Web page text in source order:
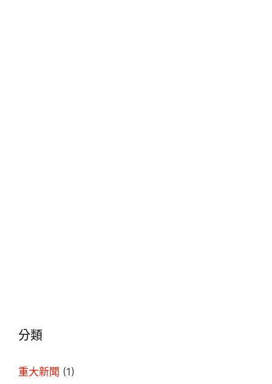
分類
重大新聞 (1)